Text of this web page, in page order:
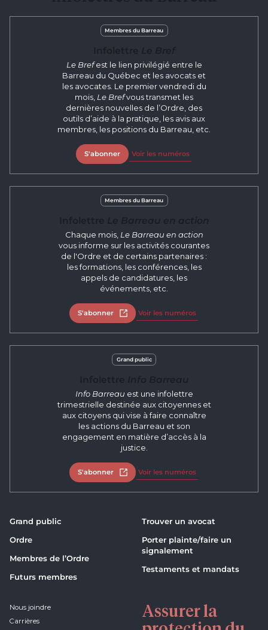
Membres du Barreau
Le Brefest le lien privilégié entre le
Barreau du Québec et les avocats et
les avocates. Le premier vendredi du
mois, Le Brefvous transmet les
dernières nouvelles de l’Ordre, des
outils d’aide à la pratique, les avis aux
membres, les positions du Barreau, etc.
S'abonner Voir les numéros
Membres du Barreau
Chaque mois, Le Barreau en action
vous informe sur les activités courantes
de l'Ordre et de certains partenaires :
les formations, les conférences, les
appels de candidatures, les
événements, etc.
S'abonner Ouvrir dans un nouvel onglet
Voir les numéros
Grand public
Info Barreau est une infolettre
trimestrielle destinée aux citoyennes et
aux citoyens qui vise à faire connaître
les actions du Barreau et son
engagement en matière d’accès à la
justice.
S'abonner Ouvrir dans un nouvel onglet
Voir les numéros
Grand public
Ordre
Membres de l’Ordre
Futurs membres
Trouver un avocat
Porter plainte/faire un
signalement
Testaments et mandats
Nous joindre
Carrières
Assurer la